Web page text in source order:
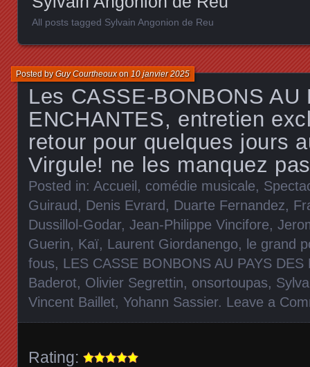
All posts tagged Sylvain Angonion de Reu
Les CASSE-BONBONS AU
ENCHANTES, entretien
retour pour quelques jours
Virgule! ne les manquez
Posted byGuy Courtheouxon 10 janvier 2025
Posted in: Accueil, comédie musicale,
Guiraud, Denis Evrard, Duarte Fernandez,
Dussillol-Godar, Jean-Philippe Vincifore,
Guerin, Kaï, Laurent Giordanengo, le grand
fous, LES CASSE BONBONS AU PAYS DES
Baderot, Olivier Segrettin, onsortoupas,
Vincent Baillet, Yohann Sassier. Leave a
Rating: